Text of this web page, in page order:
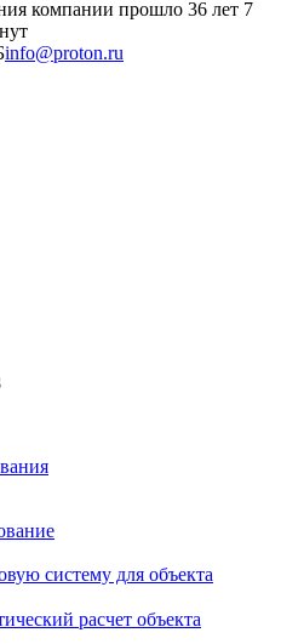
компании прошло 36 лет 7
info@proton.ru
систему для объекта
расчет объекта